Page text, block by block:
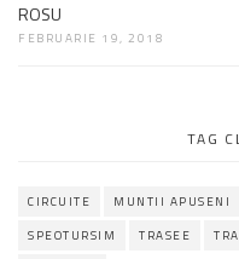
ROSU
FEBRUARIE 19, 2018
TAG
CIRCUITE MUNTII APUSENI
SPEOTURSIM
TRASEE